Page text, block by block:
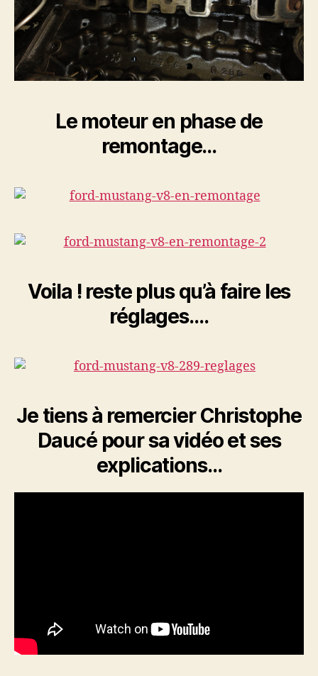
Le moteur en phase de
remontage…
Voila ! reste plus qu’à faire les
réglages….
Je tiens à remercier Christophe
Daucé pour sa vidéo et ses
explications…